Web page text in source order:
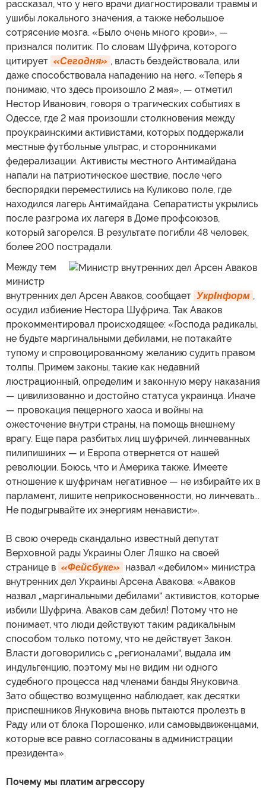
рассказал, что у него врачи диагностировали травмы и
ушибы локального значения, а также небольшое
сотрясение мозга. «Было очень много крови», —
признался политик. По словам Шуфрича, которого
цитирует «Сегодня» , власть бездействовала, или
даже способствовала нападению на него. «Теперь я
понимаю, что здесь произошло 2 мая», — отметил
Нестор Иванович, говоря о трагических событиях в
Одессе, где 2 мая произошли столкновения между
проукраинскими активистами, которых поддержали
местные футбольные ультрас, и сторонниками
федерализации. Активисты местного Антимайдана
напали на патриотическое шествие, после чего
беспорядки переместились на Куликово поле, где
находился лагерь Антимайдана. Сепаратисты укрылись
после разгрома их лагеря в Доме профсоюзов,
который загорелся. В результате погибли 48 человек,
более 200 пострадали.
Между тем
министр
внутренних дел Арсен Аваков, сообщает УкрIнформ ,
осудил избиение Нестора Шуфрича. Так Аваков
прокомментировал происходящее: «Господа радикалы,
не будьте маргинальными дебилами, не потакайте
тупому и спровоцированному желанию судить правом
толпы. Примем законы, такие как недавний
люстрационный, определим и законную меру наказания
— цивилизованно и достойно статуса украинца. Иначе
— провокация пещерного хаоса и войны на
ожесточение внутри страны, на помощь внешнему
врагу. Еще пара разбитых лиц шуфричей, линчеванных
пилипишиних — и Европа отвернется от нашей
революции. Боюсь, что и Америка также. Имеете
отношение к шуфричам негативное — не избирайте их в
парламент, лишите неприкосновенности, но линчевать...
Не подыгрывайте их энергиям ненависти».
В свою очередь скандально известный депутат
Верховной рады Украины Олег Ляшко на своей
странице в «Фейсбуке» назвал «дебилом» министра
внутренних дел Украины Арсена Авакова: «Аваков
назвал „маргинальными дебилами“ активистов, которые
избили Шуфрича. Аваков сам дебил! Потому что не
понимает, что люди действуют таким радикальным
способом только потому, что не действует Закон.
Власти договорились с „регионалами“, выдала им
индульгенцию, поэтому мы не видим ни одного
судебного процесса над членами банды Януковича.
Зато общество возмущенно наблюдает, как десятки
приспешников Януковича вновь пытаются пролезть в
Раду или от блока Порошенко, или самовыдвиженцами,
которые все равно согласованы в администрации
президента».
Почему мы платим агрессору